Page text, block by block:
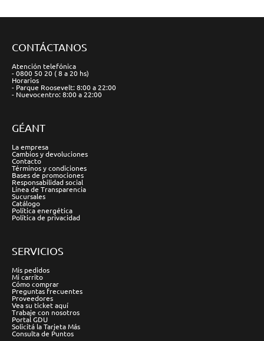
CONTÁCTANOS
Atención telefónica
- 0800 50 20 ( 8 a 20 hs)
Horarios
- Parque Roosevelt: 8:00 a 22:00
- Nuevocentro: 8:00 a 22:00
GÉANT
La empresa
Cambios y devoluciones
Contacto
Términos y condiciones
Bases de promociones
Responsabilidad social
Línea de Transparencia
Sucursales
Catálogo
Política energética
Política de privacidad
SERVICIOS
Mis pedidos
Mi carrito
Cómo comprar
Preguntas frecuentes
Proveedores
Vea su ticket aquí
Trabaje con nosotros
Portal GDU
Solicitá la Tarjeta Más
Consulta de Puntos